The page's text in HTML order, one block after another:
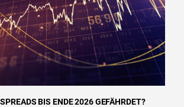
BIS ENDE 2026 GEFÄHRDET?